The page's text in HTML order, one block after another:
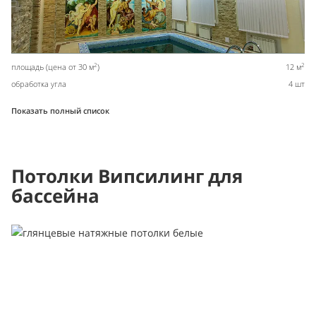
площадь (цена от 30 м2) 12 м2
обработка угла 4 шт
Показать полный список
Потолки Випсилинг для
бассейна